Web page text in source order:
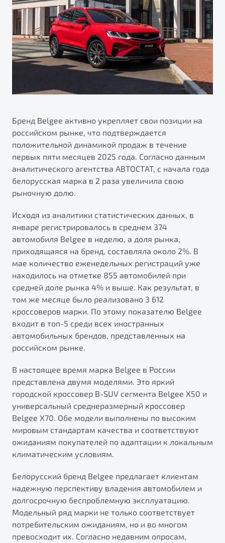
Яркий кроссовер
от 2 219 990 ₽*
Элегантный и практичный седан
от 1 699 990 ₽*
Обзор В наличии
X70
Универсальный кроссовер
от 2 499 990 ₽*
Обзор В наличии
Трейд-ин
Страхование
Расчет КАСКО
Узнайте о специальных выгодах при покупке
Подробно
Автомобили в наличии
Тест-драйв
Автокредит
Спецпредложения
Сервисные акции
ПОДДЕРЖКА
Гарантия Belgee
Belgee Линк
Реферальная программа
Клиентская поддержка
Помощь на дорогах
Будьте еще более уверены на дорогах с программой
"Помощь на дорогах"
Преимущества программы
Запись на сервис
Калькулятор ТО
Клиентская поддержка
О дилерском центре
Правовая информация
Бренд Belgee активно укрепляет свои позиции на
российском рынке, что подтверждается
положительной динамикой продаж в течение
первых пяти месяцев 2025 года. Согласно данным
аналитического агентства АВТОСТАТ, с начала года
белорусская марка в 2 раза увеличила свою
рыночную долю.
Исходя из аналитики статистических данных, в
январе регистрировалось в среднем 374
автомобиля Belgee в неделю, а доля рынка,
приходящаяся на бренд, составляла около 2%. В
мае количество еженедельных регистраций уже
находилось на отметке 855 автомобилей при
средней доле рынка 4% и выше. Как результат, в
том же месяце было реализовано 3 612
кроссоверов марки. По этому показателю Belgee
входит в топ-5 среди всех иностранных
автомобильных брендов, представленных на
российском рынке.
В настоящее время марка Belgee в России
представлена двумя моделями. Это яркий
городской кроссовер B-SUV сегмента Belgee X50 и
универсальный среднеразмерный кроссовер
Belgee X70. Обе модели выполнены по высоким
мировым стандартам качества и соответствуют
ожиданиям покупателей по адаптации к локальным
климатическим условиям.
Белорусский бренд Belgee предлагает клиентам
надежную перспективу владения автомобилем и
долгосрочную беспроблемную эксплуатацию.
Модельный ряд марки не только соответствует
потребительским ожиданиям, но и во многом
превосходит их. Согласно недавним опросам,